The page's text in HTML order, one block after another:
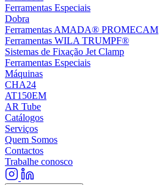
Ferramentas Especiais
Dobra
Ferramentas AMADA® PROMECAM
Ferramentas WILA TRUMPF®
Sistemas de Fixação Jet Clamp
Ferramentas Especiais
Máquinas
CHA24
AT150EM
AR Tube
Catálogos
Serviços
Quem Somos
Contactos
Trabalhe conosco